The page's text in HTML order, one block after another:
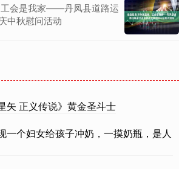
工会是我家——丹凤县道路运
中秋慰问活动
矢 正义传说》黄金圣斗士
一个妇女给孩子冲奶，一摸奶瓶，是人